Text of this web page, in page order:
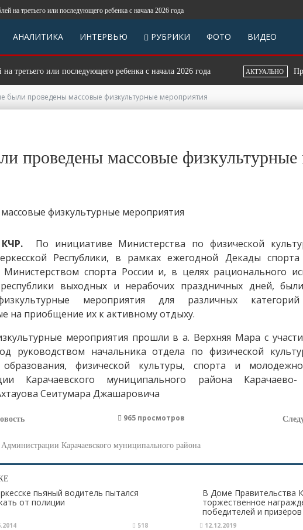
или последующего ребенка с начала 2026 года
АНАЛИТИКА ИНТЕРВЬЮ РУБРИКИ ФОТО ВИДЕО
или последующего ребенка с начала 2026 года АКТУАЛЬНО
были проведены массовые физкультурные мероприятия
проведены массовые физкультурные
По инициативе Министерства по физической
Республики, в рамках ежегодной Декады
спорта России и, в целях рационального
выходных и нерабочих праздничных дней,
мероприятия для различных категорий
на приобщение их к активному отдыху.
мероприятия прошли в а. Верхняя Мара с
руководством начальника отдела по физической
образования, физической культуры, спорта и
Карачаевского муниципального района Карачаево-
Сеитумара Джашаровича
965 просмотров
Карачаевского муниципального района
пьяный водитель пытался
от полиции
518
В Доме Правительства
торжественное
победителей и призёров
Всероссийского
12.12.2019